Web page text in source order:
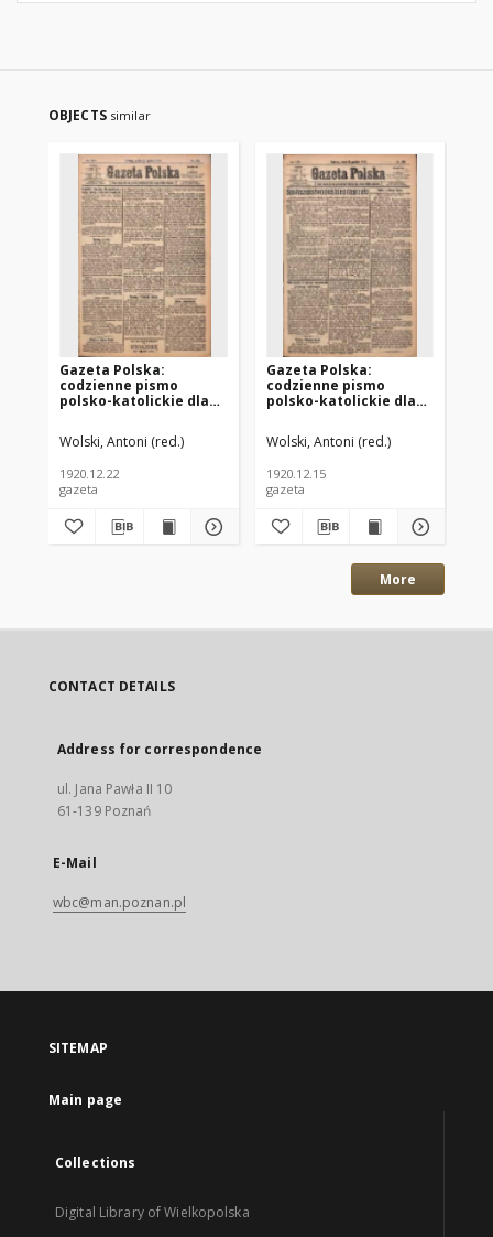
OBJECTS similar
Gazeta Polska:
codzienne pismo
polsko-katolickie dla
1920.12.22 R.24 Nr294
Wolski, Antoni (red.)
1920.12.22
gazeta
Gazeta Polska:
codzienne pismo
polsko-katolickie dla
1920.12.15 R.24 Nr288
Wolski, Antoni (red.)
1920.12.15
gazeta
More
CONTACT DETAILS
Address for correspondence
ul. Jana Pawła II 10
61-139 Poznań
E-Mail
wbc@man.poznan.pl
SITEMAP
Main page
Collections
Digital Library of Wielkopolska